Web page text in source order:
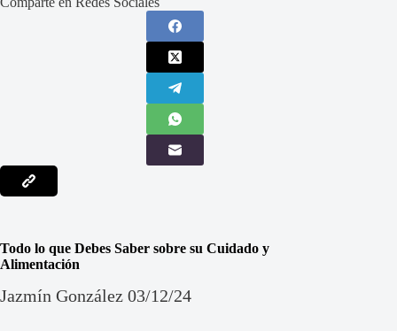
Todo lo que Debes Saber sobre su Cuidado y
Alimentación
Jazmín González 03/12/24